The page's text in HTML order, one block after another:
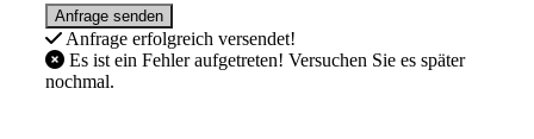
Anfrage erfolgreich versendet!
Es ist ein Fehler aufgetreten! Versuchen Sie es später
nochmal.